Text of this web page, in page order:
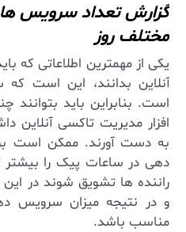
گزارش تعداد سرویس
مختلف روز
یکی از مهمترین اطلاعاتی که
آنلاین بدانند، این است
است. بنابراین باید بتوانند
افزار مدیریت تاکسی آنلاین
به دست آورند. ممکن است
دهی در ساعات پیک را بیشتر
راننده ها تشویق شوند در
و در نتیجه میزان
مناسب باشد.